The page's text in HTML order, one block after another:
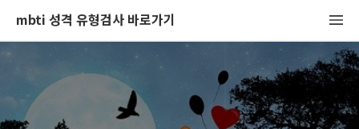
mbti 성격 유형검사 바로가기